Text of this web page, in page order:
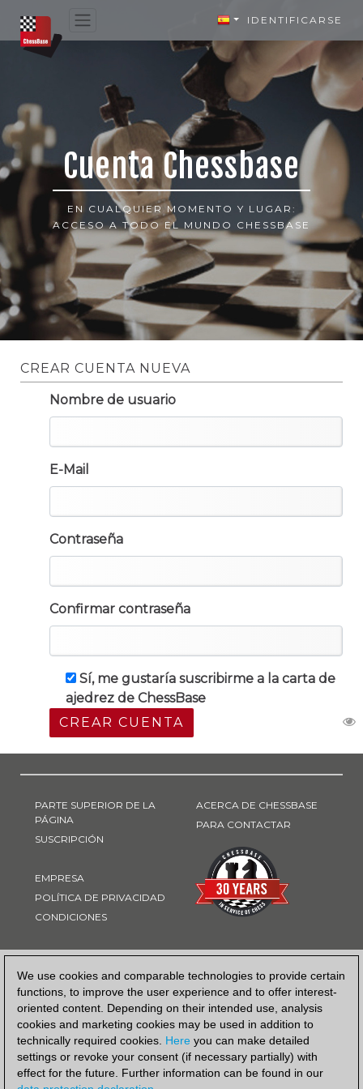
We use cookies and comparable technologies to provide certain
functions, to improve the user experience and to offer interest-
oriented content. Depending on their intended use, analysis
cookies and marketing cookies may be used in addition to
technically required cookies. Here you can make detailed
settings or revoke your consent (if necessary partially) with
effect for the future. Further information can be found in our
IDENTIFICARSE
Cuenta Chessbase
EN CUALQUIER MOMENTO Y LUGAR:
ACCESO A TODO EL MUNDO CHESSBASE
CREAR CUENTA NUEVA
Nombre de usuario
E-Mail
Contraseña
Confirmar contraseña
Sí, me gustaría suscribirme a la carta de
ajedrez de ChessBase
CREAR CUENTA
PARTE SUPERIOR DE LA
PÁGINA
SUSCRIPCIÓN
EMPRESA
POLÍTICA DE PRIVACIDAD
CONDICIONES
ACERCA DE CHESSBASE
PARA CONTACTAR
FORMA DE PAGO